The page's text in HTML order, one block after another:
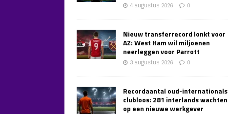
4 augustus 2026 0
Nieuw transferrecord lonkt voor
AZ: West Ham wil miljoenen
neerleggen voor Parrott
3 augustus 2026 0
Recordaantal oud-internationals
clubloos: 281 interlands wachten
op een nieuwe werkgever